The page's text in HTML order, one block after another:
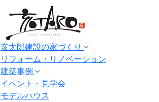
亥太郎建設の家づくり
リフォーム・リノベーション
建築事例
イベント・見学会
モデルハウス